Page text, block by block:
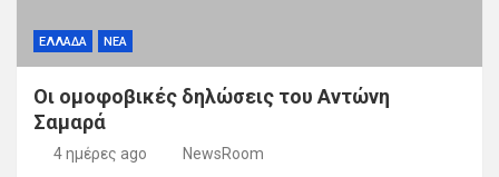
ΕΛΛΑΔΑ ΝΕΑ
Οι ομοφοβικές δηλώσεις του Αντώνη
Σαμαρά
4 ημέρες ago NewsRoom